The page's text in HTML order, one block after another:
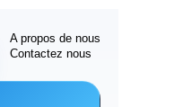
A propos de nous
Contactez nous